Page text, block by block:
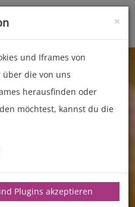
Toggle
×
und Iframes von
die von uns
herausfinden oder
möchtest, kannst du die
Plugins akzeptieren